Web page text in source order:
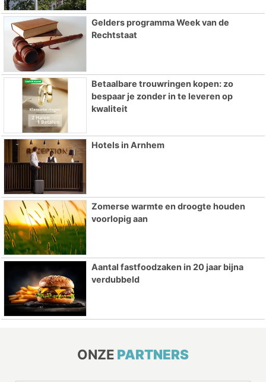
Gelders programma Week van de
Rechtstaat
Betaalbare trouwringen kopen: zo
bespaar je zonder in te leveren op
kwaliteit
Hotels in Arnhem
Zomerse warmte en droogte houden
voorlopig aan
Aantal fastfoodzaken in 20 jaar bijna
verdubbeld
ONZE PARTNERS